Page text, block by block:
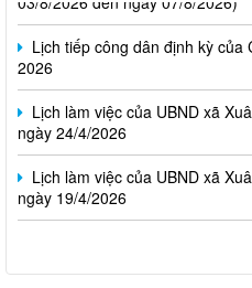
Lịch tiếp công dân định kỳ của
2026
Lịch làm việc của UBND xã
ngày 24/4/2026
Lịch làm việc của UBND xã
ngày 19/4/2026